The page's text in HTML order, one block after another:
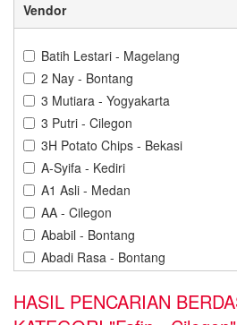
Denpasar
Jakarta
Kediri
Kendari
Kuningan
Vendor
Batih Lestari - Magelang
2 Nay - Bontang
3 Mutiara - Yogyakarta
3 Putri - Cilegon
3H Potato Chips - Bekasi
A-Syifa - Kediri
A1 Asli - Medan
AA - Cilegon
Ababil - Bontang
Abadi Rasa - Bontang
Abdillah Jaya - Cilegon
HASIL PENCARIAN